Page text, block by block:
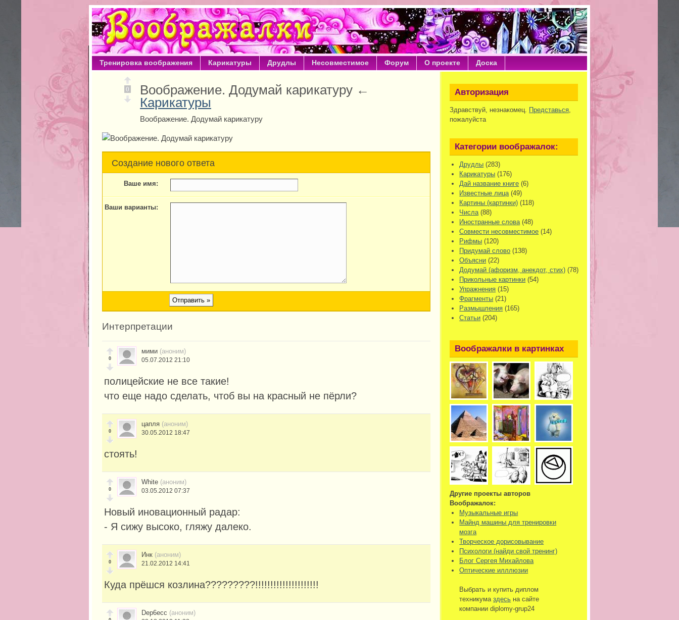
Тренировка воображения Карикатуры Друдлы Несовместимое Форум О проекте Доска
0
Воображение. Додумай карикатуру ←
Карикатуры
Воображение. Додумай карикатуру
Создание нового ответа
Ваше имя:
Ваши варианты:
Интерпретации
0
мими (аноним)
05.07.2012 21:10
полицейские не все такие!
что еще надо сделать, чтоб вы на красный не пёрли?
0
цапля (аноним)
30.05.2012 18:47
стоять!
0
White (аноним)
03.05.2012 07:37
Новый иновационный радар:
- Я сижу высоко, гляжу далеко.
0
Инк (аноним)
21.02.2012 14:41
Куда прёшся козлина?????????!!!!!!!!!!!!!!!!!!!!!
Dep6ecc (аноним)
Авторизация
Здравствуй, незнакомец. Представься,
пожалуйста
Категории воображалок:
Друдлы (283)
Карикатуры (176)
Дай название книге (6)
Известные лица(49)
Картины (картинки) (118)
Числа(88)
Иностранные слова(48)
Совмести несовместимое (14)
Рифмы (120)
Придумай слово (138)
Объясни (22)
Додумай (афоризм, анекдот, стих) (78)
Прикольные картинки (54)
Упражнения (15)
Фрагменты (21)
Размышления (165)
Статьи (204)
Воображалки в картинках
Другие проекты авторов
Воображалок:
Музыкальные игры
Майнд машины для тренировки
мозга
Творческое дорисовывание
Психологи (найди свой тренинг)
Блог Сергея Михайлова
Оптические илллюзии
Выбрать и купить диплом
техникумаздесь на сайте
компании diplomy-grup24